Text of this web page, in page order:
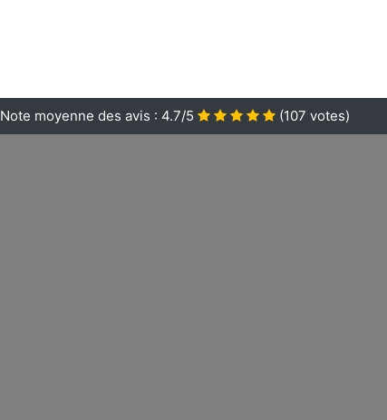
Note moyenne des avis : 4.7/5 (107 votes)